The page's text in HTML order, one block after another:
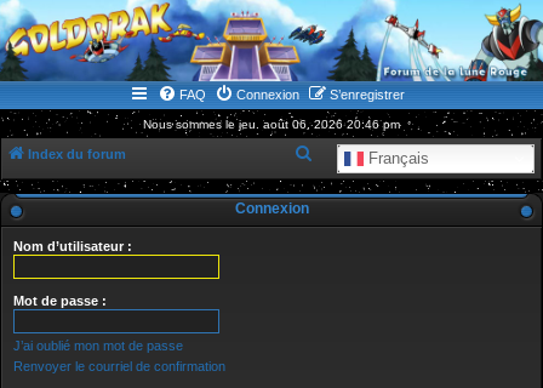
WWW.GOLDORAKGO.COM
le site de la Lune Rouge
FAQ Connexion S’enregistrer
Nous sommes le jeu. août 06, 2026 20:46 pm
Index du forum Français
e
Connexion
Nom d’utilisateur :
Mot de passe :
J’ai oublié mon mot de passe
Renvoyer le courriel de confirmation